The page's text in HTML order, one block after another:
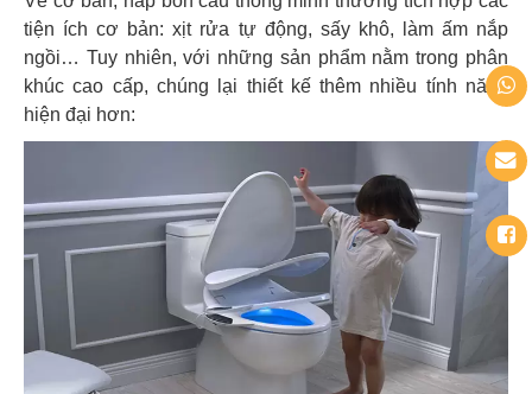
tiện ích cơ bản: xịt rửa tự động, sấy khô, làm ấm nắp
ngồi… Tuy nhiên, với những sản phẩm nằm trong phân
khúc cao cấp, chúng lại thiết kế thêm nhiều tính năng
hiện đại hơn: